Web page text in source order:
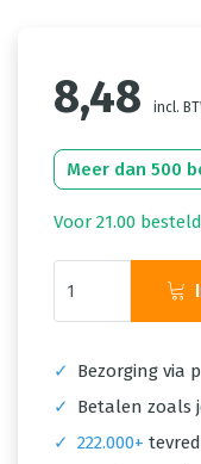
8,48 incl.
Meer dan 500
Voor 21.00
✓ Bezorging via
✓
Betalen zoals
✓ 222.000+